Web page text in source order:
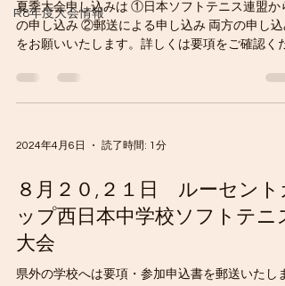
R8年度大会情報
夏季大会申し込みは ①日本ソフトテニス連盟か
の申し込み ②郵送による申し込み 両方の申し込
をお願いいたします。詳しくは要項をご確認くだ
2024年4月6日 読了時間: 1分
８月２０,２１日 ルーセント
ップ西日本中学校ソフトテニス
大会
県外の学校へは要項・参加申込書を郵送いたしま